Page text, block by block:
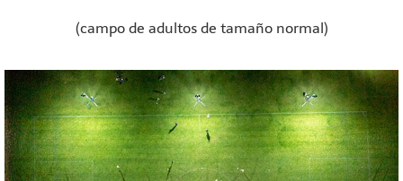
(campo de adultos de tamaño normal)